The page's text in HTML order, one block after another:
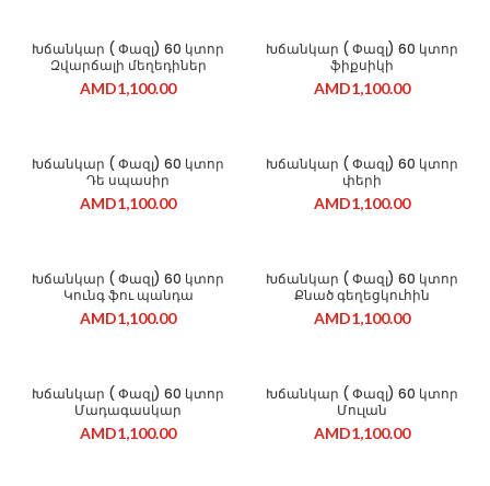
Խճանկար ( Փազլ) 60 կտոր
Զվարճալի մեղեդիներ
AMD1,100.00
Խճանկար ( Փազլ) 60 կտոր
ֆիքսիկի
AMD1,100.00
Խճանկար ( Փազլ) 60 կտոր
Դե սպասիր
AMD1,100.00
Խճանկար ( Փազլ) 60 կտոր
փերի
AMD1,100.00
Խճանկար ( Փազլ) 60 կտոր
Կունգ ֆու պանդա
AMD1,100.00
Խճանկար ( Փազլ) 60 կտոր
Քնած գեղեցկուհին
AMD1,100.00
Խճանկար ( Փազլ) 60 կտոր
Մադագասկար
AMD1,100.00
Խճանկար ( Փազլ) 60 կտոր
Մուլան
AMD1,100.00